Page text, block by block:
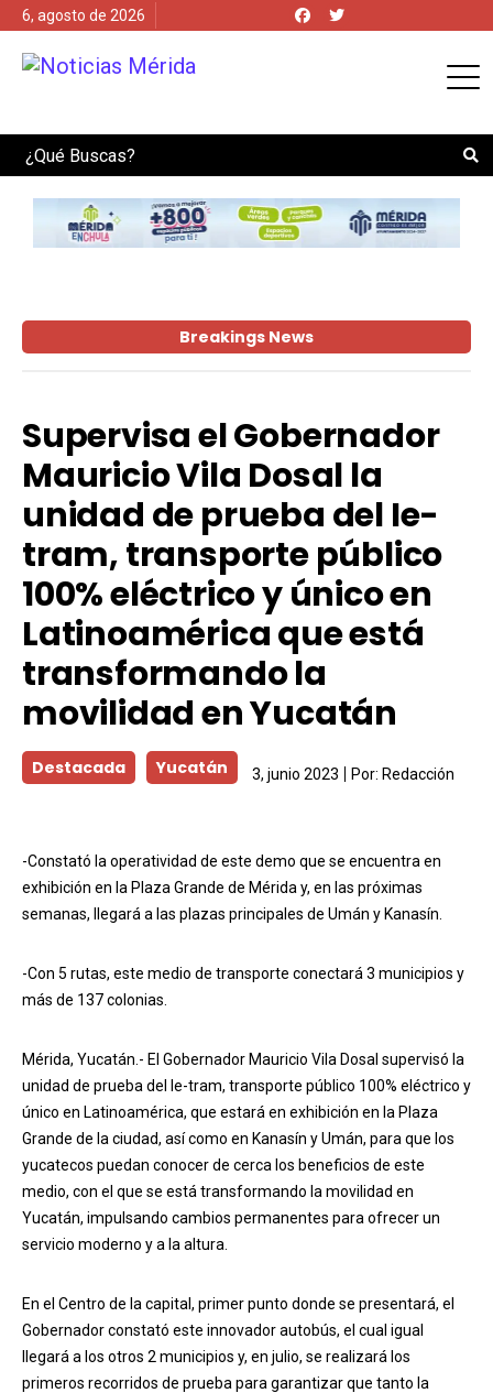
6, agosto de 2026
Search
Breakings News
Supervisa el Gobernador
Mauricio Vila Dosal la
unidad de prueba del Ie-
tram, transporte público
100% eléctrico y único en
Latinoamérica que está
transformando la
movilidad en Yucatán
Destacada Yucatán 3, junio 2023 Por: Redacción
-Constató la operatividad de este demo que se encuentra en
exhibición en la Plaza Grande de Mérida y, en las próximas
semanas, llegará a las plazas principales de Umán y Kanasín.
-Con 5 rutas, este medio de transporte conectará 3 municipios y
más de 137 colonias.
Mérida, Yucatán.- El Gobernador Mauricio Vila Dosal supervisó la
unidad de prueba del Ie-tram, transporte público 100% eléctrico y
único en Latinoamérica, que estará en exhibición en la Plaza
Grande de la ciudad, así como en Kanasín y Umán, para que los
yucatecos puedan conocer de cerca los beneficios de este
medio, con el que se está transformando la movilidad en
Yucatán, impulsando cambios permanentes para ofrecer un
servicio moderno y a la altura.
En el Centro de la capital, primer punto donde se presentará, el
Gobernador constató este innovador autobús, el cual igual
llegará a los otros 2 municipios y, en julio, se realizará los
primeros recorridos de prueba para garantizar que tanto la